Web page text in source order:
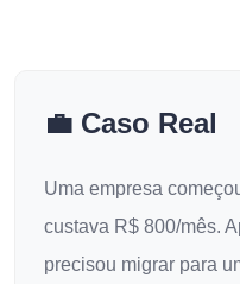
💼 Caso Real
Uma empresa
custava R$ 800/mês.
precisou migrar para